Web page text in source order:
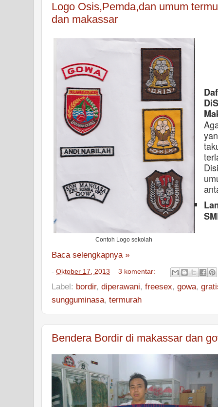
Logo Osis,Pemda,dan umum
dan makassar
Contoh Logo sekolah
Baca selengkapnya »
- Oktober 17, 2013 3 komentar:
Label: bordir, diperawani, freesex, gowa,
sungguminasa, termurah
Bendera Bordir di makassar dan